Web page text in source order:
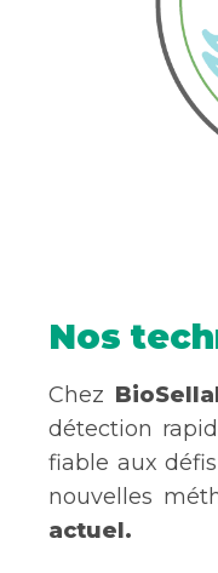
Nos
Chez
détection
fiable aux
nouvelles
actuel.